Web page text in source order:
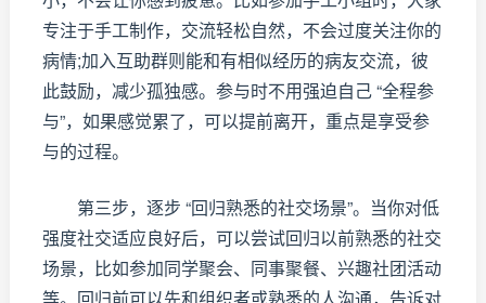
专注于手工制作，交流轻松自然，不会过度关注你的
病情;加入互助群则能和有相似经历的病友交流，彼
此鼓励，减少孤独感。参与时不用强迫自己 “全程参
与”，如果感觉累了，可以提前离开，重点是享受参
与的过程。
第三步，逐步 “回归熟悉的社交场景”。当你对低
强度社交适应良好后，可以尝试回归以前熟悉的社交
场景，比如参加同学聚会、同事聚餐、兴趣社团活动